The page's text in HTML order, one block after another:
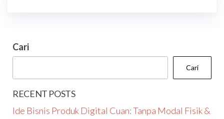
Cari
Cari
RECENT POSTS
Ide Bisnis Produk Digital Cuan: Tanpa Modal Fisik &